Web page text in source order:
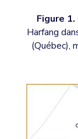
Figure 1.
Harfang
(Québec),